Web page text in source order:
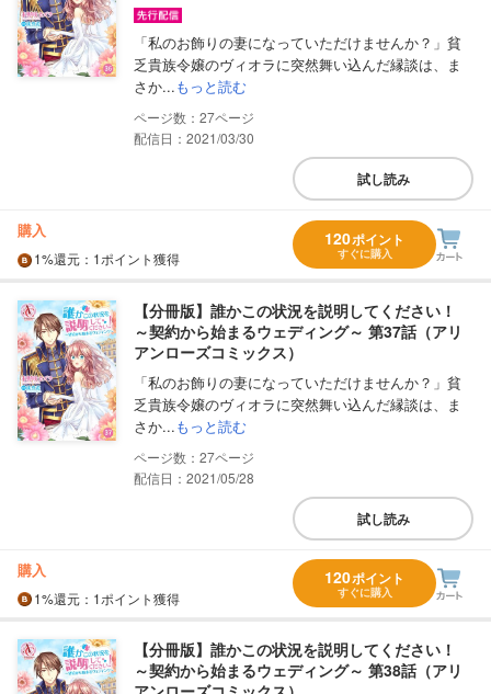
「私のお飾りの妻になっていただけませんか？」貧
乏貴族令嬢のヴィオラに突然舞い込んだ縁談は、ま
さか...もっと読む
27
配信日：2021/03/30
試し読み
購入
1%還元 ：1ポイント獲得
120ポイント
すぐに購入
【分冊版】誰かこの状況を説明してください！
～契約から始まるウェディング～ 第37話（アリ
アンローズコミックス）
「私のお飾りの妻になっていただけませんか？」貧
乏貴族令嬢のヴィオラに突然舞い込んだ縁談は、ま
さか...もっと読む
27
配信日：2021/05/28
試し読み
購入
1%還元 ：1ポイント獲得
120ポイント
すぐに購入
【分冊版】誰かこの状況を説明してください！
～契約から始まるウェディング～ 第38話（アリ